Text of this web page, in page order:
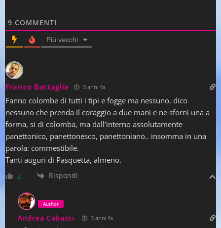
9 COMMENTI
Più vecchi
Franco Battaglia 3 anni fa
Fanno colombe di tutti i tipi e fogge ma nessuno, dico
nessuno che prenda il coraggio a due mani e ne sforni una a
forma, si di colomba, ma dall’interno assolutamente
panettonico, panettonesco, panettoniano.. insomma in una
parola: commestibile.
Tanti auguri di Pasquetta, almeno.
2 Rispondi
Author
Andrea Cabassi 3 anni fa